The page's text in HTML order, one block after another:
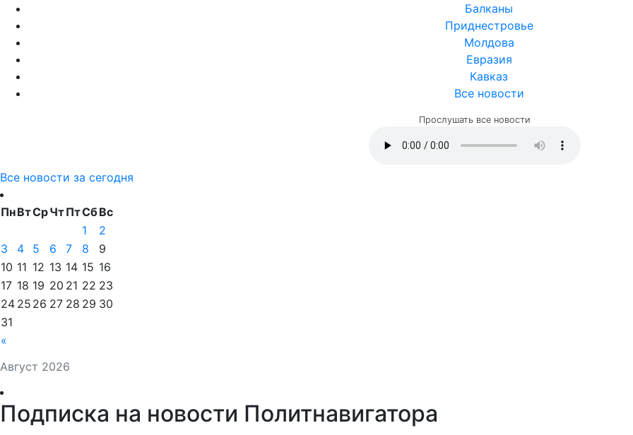
Балканы
Приднестровье
Молдова
Евразия
Кавказ
Все новости
Прослушать все новости
Все новости за сегодня
Август 2026
ПнВтСрЧтПтСбВс
«
1
2
3
4 5 6 7 8
9
10 11 12 13 14 15 16
17 18 19 20 21 22 23
24 25 26 27 28 29 30
31
Подписка на новости Политнавигатора